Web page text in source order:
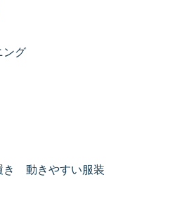
ング
動きやすい服装